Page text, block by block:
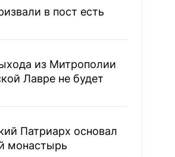
в пост есть
из Митрополии
Лавре не будет
Патриарх основал
монастырь